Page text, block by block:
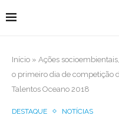
Início » Ações
o primeiro dia de competição
Talentos Oceano 2018
DESTAQUE NOTÍCIAS